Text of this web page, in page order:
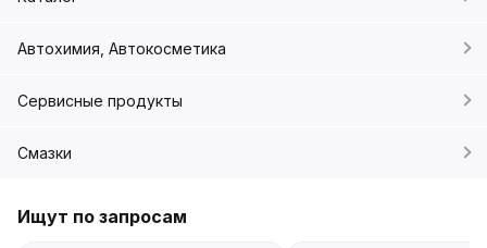
Автохимия, Автокосметика
Сервисные продукты
Смазки
Ищут по запросам